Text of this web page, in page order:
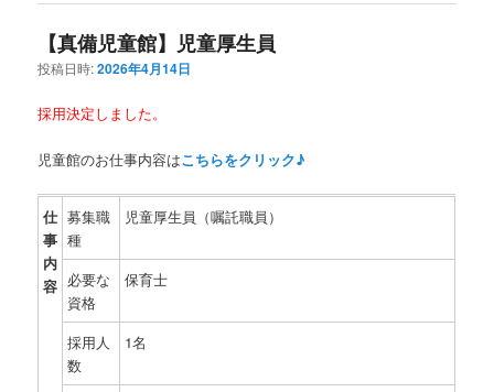
【真備児童館】児童厚生員
投稿日時:2026年4月14日
採用決定しました。
児童館のお仕事内容はこちらをクリック♪
仕
事
内
容
募集職
種
児童厚生員（嘱託職員）
必要な
資格
保育士
採用人
数
1名